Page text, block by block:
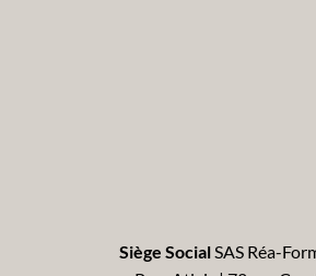
Siège SocialSAS Réa-